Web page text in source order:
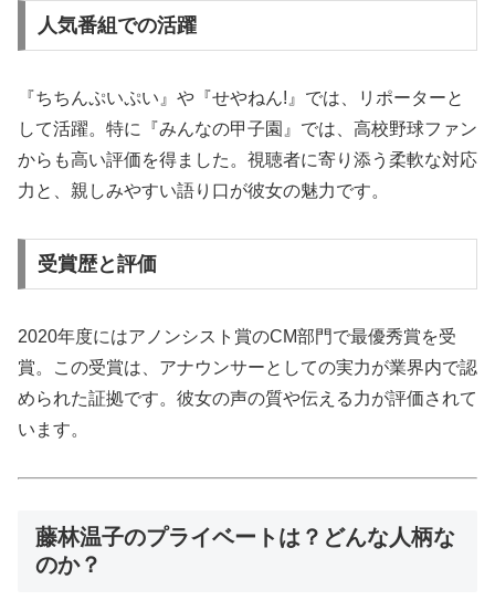
人気番組での活躍
『ちちんぷいぷい』や『せやねん!』では、リポーターと
して活躍。特に『みんなの甲子園』では、高校野球ファン
からも高い評価を得ました。視聴者に寄り添う柔軟な対応
力と、親しみやすい語り口が彼女の魅力です。
受賞歴と評価
2020年度にはアノンシスト賞のCM部門で最優秀賞を受
賞。この受賞は、アナウンサーとしての実力が業界内で認
められた証拠です。彼女の声の質や伝える力が評価されて
います。
藤林温子のプライベートは？どんな人柄な
のか？